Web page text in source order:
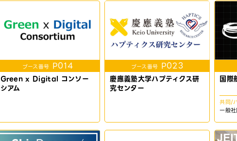
ブース番号 P014
Green x Digital コンソー
シアム
ブース番号 P023
慶應義塾大学ハプティクス研
究センター
国際
共同/
一般